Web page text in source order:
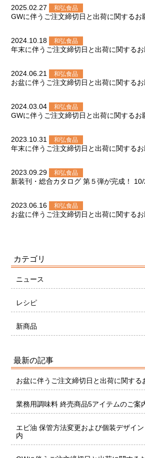
2025.02.27 和弘食品
GWに伴うご注文締切日と出荷に関するお
2024.10.18 和弘食品
年末に伴うご注文締切日と出荷に関する
2024.06.21 和弘食品
お盆に伴うご注文締切日と出荷に関する
2024.03.04 和弘食品
GWに伴うご注文締切日と出荷に関するお
2023.10.31 和弘食品
年末に伴うご注文締切日と出荷に関する
2023.09.29 和弘食品
新装刊・総合カタログ 第５弾が完成！
2023.06.16 和弘食品
お盆に伴うご注文締切日と出荷に関する
カテゴリ
ニュース
レシピ
新商品
最新の記事
お盆に伴うご注文締切日と出荷に関する
業務用調味料 終売商品5アイテムのご案
エビ油 保管方法変更および個装デザイ
内